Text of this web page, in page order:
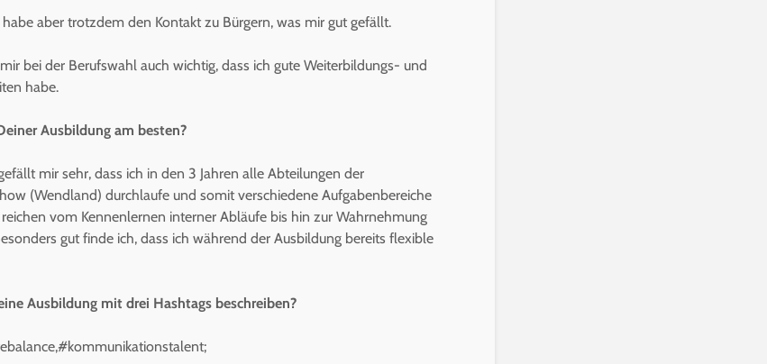
aber trotzdem den Kontakt zu Bürgern, was mir gut gefällt.
bei der Berufswahl auch wichtig, dass ich gute Weiterbildungs- und
habe.
Ausbildung am besten?
mir sehr, dass ich in den 3 Jahren alle Abteilungen der
(Wendland) durchlaufe und somit verschiedene Aufgabenbereiche
vom Kennenlernen interner Abläufe bis hin zur Wahrnehmung
gut finde ich, dass ich während der Ausbildung bereits flexible
Ausbildung mit drei Hashtags beschreiben?